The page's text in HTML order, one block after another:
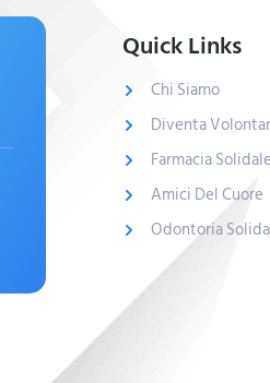
Quick Links
Chi Siamo
Diventa
Farmacia Solidale
Amici Del Cuore
Odontoria